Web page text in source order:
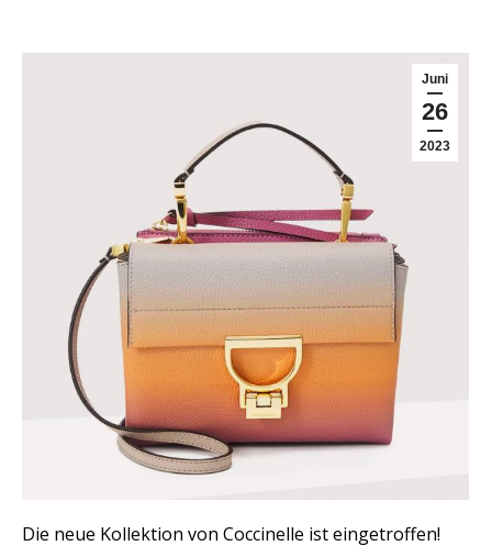
Juni
26
2023
Die neue Kollektion von Coccinelle ist eingetroffen!